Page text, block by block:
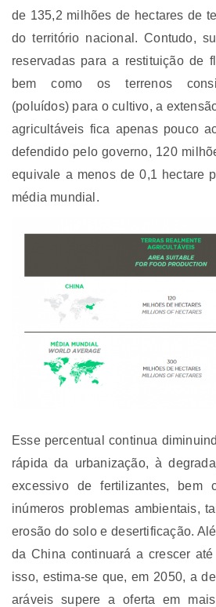
de 135,2 milhões de hectares de
do território nacional. Contudo,
reservadas para a restituição de
bem como os terrenos
(poluídos) para o cultivo, a
agricultáveis fica apenas pouco
defendido pelo governo, 120
equivale a menos de 0,1 hectare
média mundial.
Esse percentual continua
rápida da urbanização, à
excessivo de fertilizantes, bem
inúmeros problemas ambientais,
erosão do solo e desertificação.
da China continuará a crescer
isso, estima-se que, em 2050, a
aráveis supere a oferta em